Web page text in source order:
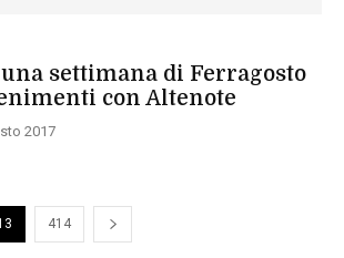
settimana di Ferragosto
con Altenote
2017
414